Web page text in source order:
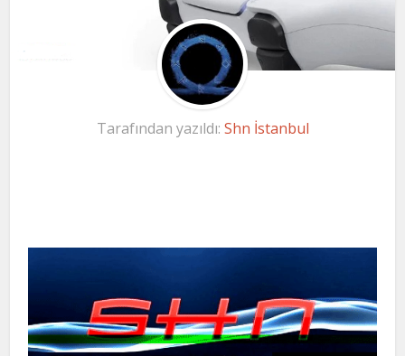
Tarafından yazıldı: Shn İstanbul